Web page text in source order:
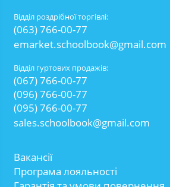
Відділ роздрібної торгівлі:
(063) 766-00-77
emarket.schoolbook@gmail.com
Відділ гуртових продажів:
(067) 766-00-77
(096) 766-00-77
(095) 766-00-77
sales.schoolbook@gmail.com
Вакансії
Програма лояльності